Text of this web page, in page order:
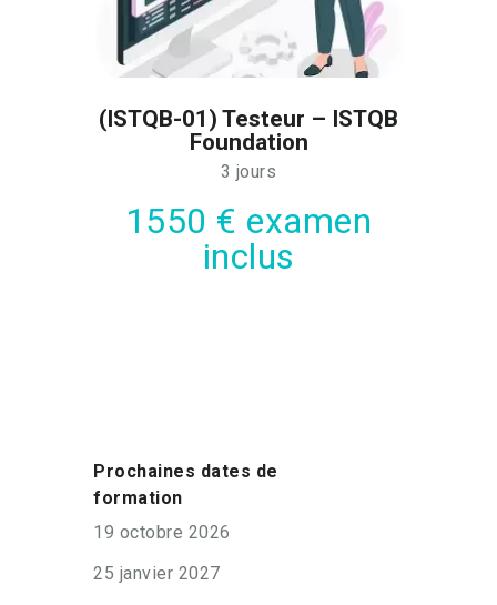
(ISTQB-01) Testeur – ISTQB
Foundation
3 jours
1550 € examen
inclus
Prochaines dates de
formation
19 octobre 2026
25 janvier 2027